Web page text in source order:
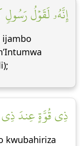
إِنَّهُۥ لَقَوۡلُ رَسُولٖ
ijambo
ذِي قُوَّةٍ عِندَ ذِي
kwubahiriza